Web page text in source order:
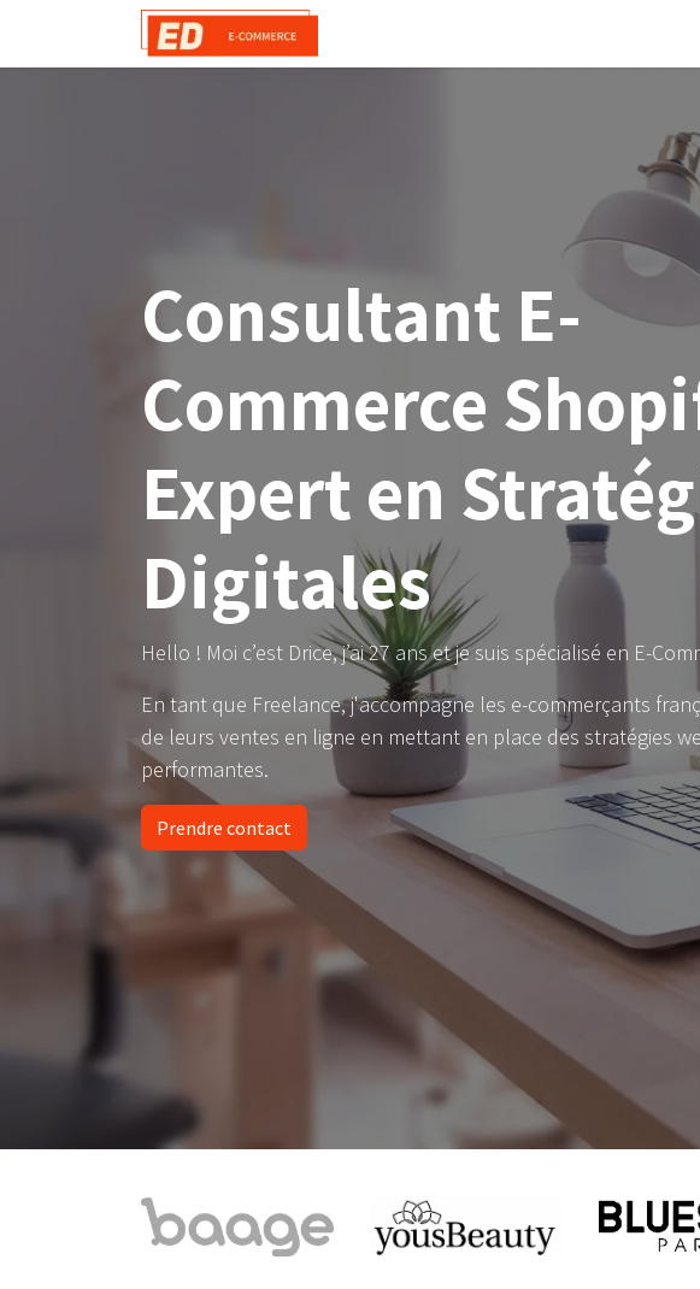
Se rendre au contenu
Consultant E-
Commerce
Expert en
Digitales
Hello ! Moi c’est Drice, j’ai 27 ans et je suis spécialisé en E-
En tant que Freelance, j'accompagne les e-commerçants
de leurs ventes en ligne en mettant en place des stratégies
performantes.
Prendre contact